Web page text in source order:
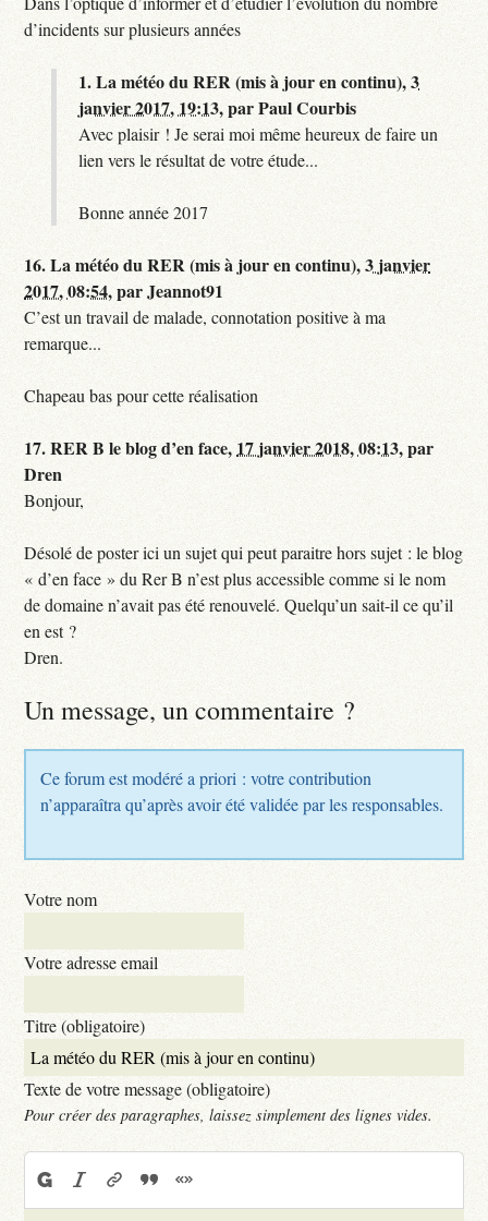
d’incidents sur plusieurs années
1.La météo du RER (mis à jour en continu),3
janvier 2017, 19:13,parPaul Courbis
Avec plaisir ! Je serai moi même heureux de faire un
lien vers le résultat de votre étude...
Bonne année 2017
16.La météo du RER (mis à jour en continu),3 janvier
2017, 08:54,parJeannot91
C’est un travail de malade, connotation positive à ma
remarque...
Chapeau bas pour cette réalisation
17.RER B le blog d’en face, 17 janvier 2018, 08:13,par
Dren
Bonjour,
Désolé de poster ici un sujet qui peut paraitre hors sujet : le blog
« d’en face » du Rer B n’est plus accessible comme si le nom
de domaine n’avait pas été renouvelé. Quelqu’un sait-il ce qu’il
en est ?
Dren.
Un message, un commentaire ?
Ce forum est modéré a priori : votre contribution
n’apparaîtra qu’après avoir été validée par les responsables.
Votre nom
Votre adresse email
Titre (obligatoire)
Texte de votre message (obligatoire)
Pour créer des paragraphes, laissez simplement des lignes vides.